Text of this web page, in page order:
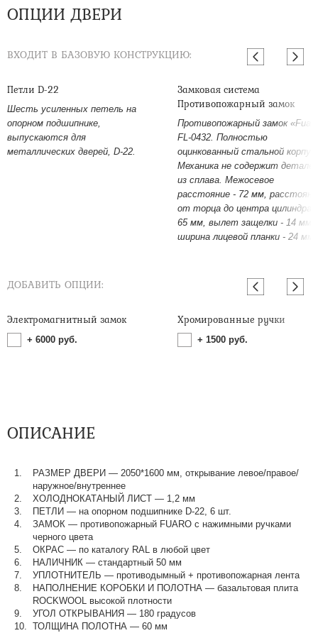
ОПЦИИ ДВЕРИ
ВХОДИТ В БАЗОВУЮ КОНСТРУКЦИЮ:
Петли D-22
Шесть усиленных петель на
опорном подшипнике,
выпускаются для
металлических дверей, D-22.
Замковая система
Противопожарный замок
Противопожарный замок
FL-0432. Полностью
оцинкованный стальной корпус.
Механика не содержит деталей
из сплава. Межосевое
расстояние - 72 мм,
от торца до центра цилиндра -
65 мм, вылет защелки - 14 мм,
ширина лицевой планки - 24 мм.
ДОБАВИТЬ ОПЦИИ:
Электромагнитный замок
+ 6000 руб.
Хромированные ручки
+ 1500 руб.
ОПИСАНИЕ
РАЗМЕР ДВЕРИ — 2050*1600 мм, открывание левое/правое/
наружное/внутреннее
ХОЛОДНОКАТАНЫЙ ЛИСТ — 1,2 мм
ПЕТЛИ — на опорном подшипнике D-22, 6 шт.
ЗАМОК — противопожарный FUARO с нажимными ручками
черного цвета
ОКРАС — по каталогу RAL в любой цвет​​​​​​​
НАЛИЧНИК — стандартный 50 мм
УПЛОТНИТЕЛЬ — противодымный + противопожарная лента
НАПОЛНЕНИЕ КОРОБКИ И ПОЛОТНА — базальтовая плита
ROCKWOOL высокой плотности
УГОЛ ОТКРЫВАНИЯ — 180 градусов
ТОЛЩИНА ПОЛОТНА — 60 мм